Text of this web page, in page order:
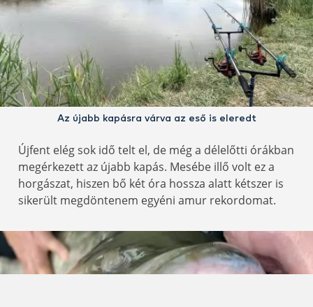
Az újabb kapásra várva az eső is eleredt
Újfent elég sok idő telt el, de még a délelőtti órákban
megérkezett az újabb kapás. Mesébe illő volt ez a
horgászat, hiszen bő két óra hossza alatt kétszer is
sikerült megdöntenem egyéni amur rekordomat.